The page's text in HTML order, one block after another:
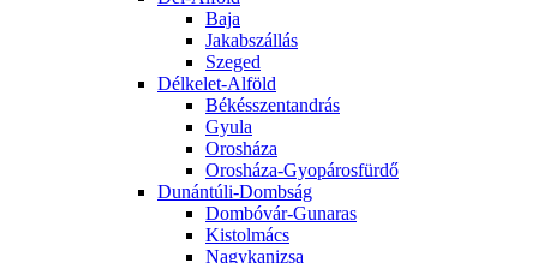
Baja
Jakabszállás
Szeged
Délkelet-Alföld
Békésszentandrás
Gyula
Orosháza
Orosháza-Gyopárosfürdő
Dunántúli-Dombság
Dombóvár-Gunaras
Kistolmács
Nagykanizsa